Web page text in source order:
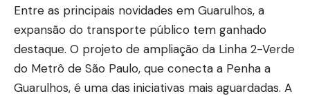
Entre as principais novidades em Guarulhos, a
expansão do transporte público tem ganhado
destaque. O projeto de ampliação da Linha 2-Verde
do Metrô de São Paulo, que conecta a Penha a
Guarulhos, é uma das iniciativas mais aguardadas. A